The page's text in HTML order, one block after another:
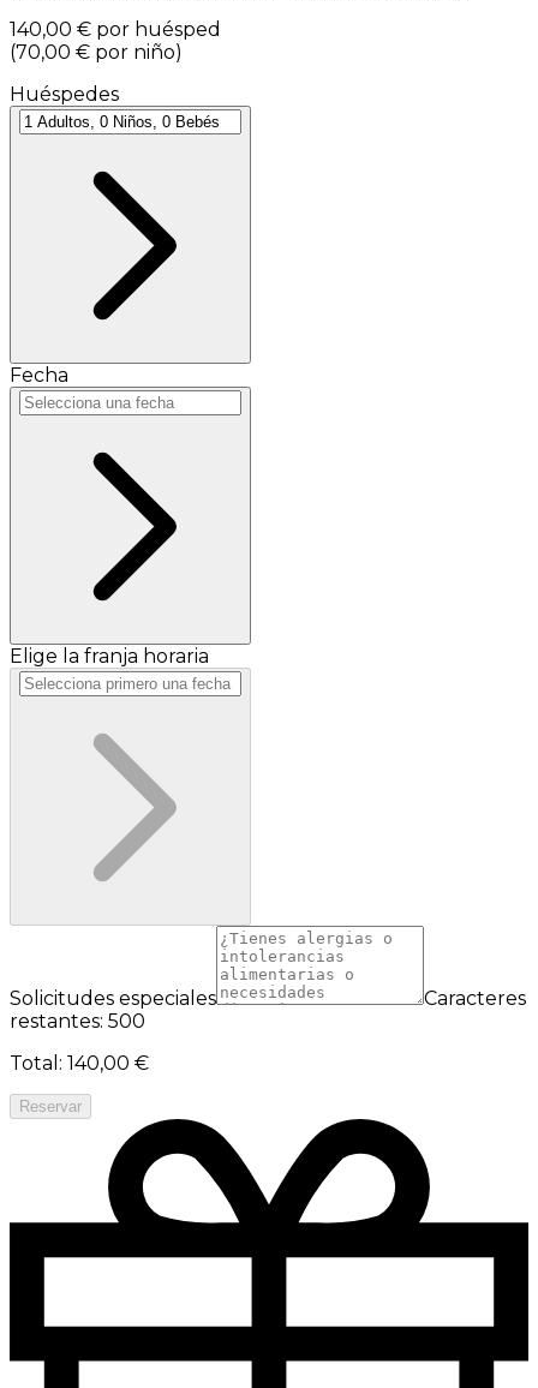
140,00 € por huésped
(70,00 € por niño)
Huéspedes
Fecha
Elige la franja horaria
Solicitudes especiales
Caracteres
restantes: 500
Total : 140,00 €
Reservar